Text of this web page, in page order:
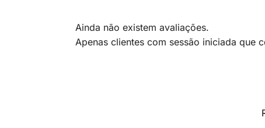
Ainda não existem avaliações.
Apenas clientes com sessão iniciada que